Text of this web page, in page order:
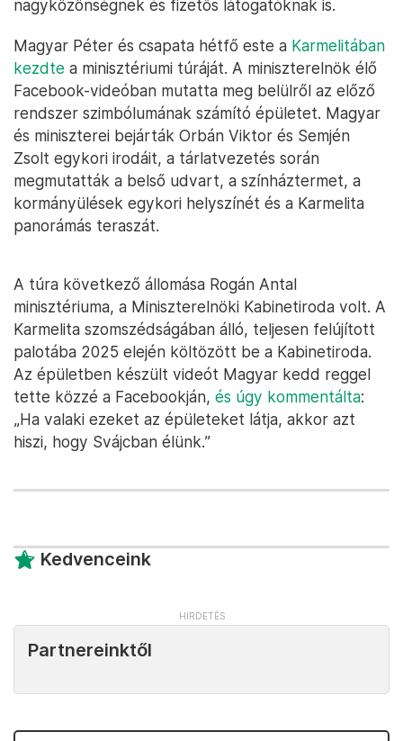
nagyközönségnek és fizetős látogatóknak is.
Magyar Péter és csapata hétfő este a Karmelitában
kezdte a minisztériumi túráját. A miniszterelnök élő
Facebook-videóban mutatta meg belülről az előző
rendszer szimbólumának számító épületet. Magyar
és miniszterei bejárták Orbán Viktor és Semjén
Zsolt egykori irodáit, a tárlatvezetés során
megmutatták a belső udvart, a színháztermet, a
kormányülések egykori helyszínét és a Karmelita
panorámás teraszát.
A túra következő állomása Rogán Antal
minisztériuma, a Miniszterelnöki Kabinetiroda volt. A
Karmelita szomszédságában álló, teljesen felújított
palotába 2025 elején költözött be a Kabinetiroda.
Az épületben készült videót Magyar kedd reggel
tette közzé a Facebookján, és úgy kommentálta:
„Ha valaki ezeket az épületeket látja, akkor azt
hiszi, hogy Svájcban élünk.”
Kedvenceink
Partnereinktől